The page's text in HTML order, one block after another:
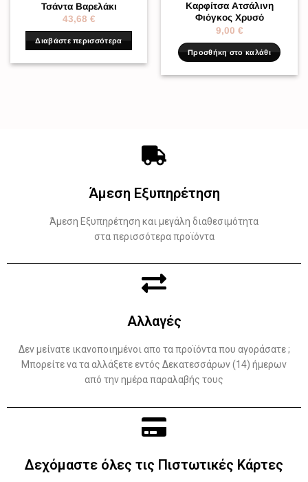
Τσάντα Βαρελάκι
43,68 €
Διαβάστε περισσότερα
Καρφίτσα Ατσάλινη
Φιόγκος Χρυσό
9,00 €
Προσθήκη στο καλάθι
Άμεση Εξυπηρέτηση
Άμεση Εξυπηρέτηση και μεγάλη διαθεσιμότητα
στα περισσότερα προϊόντα
Αλλαγές
Δεν μείνατε ικανοποιημένοι απο τα προϊόντα που αγοράσατε ;
Μπορείτε να τα αλλάξετε εντός Δεκατεσσάρων (14) ήμερων
από την ημέρα παραλαβής τους
Δεχόμαστε όλες τις Πιστωτικές Κάρτες